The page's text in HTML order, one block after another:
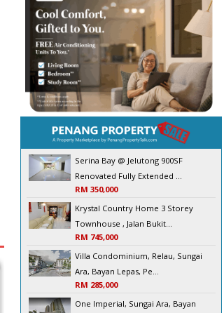
Serina Bay @ Jelutong 900SF
Renovated Fully Extended ...
RM 350,000
Krystal Country Home 3 Storey
Townhouse , Jalan Bukit...
RM 745,000
Villa Condominium, Relau, Sungai
Ara, Bayan Lepas, Pe...
RM 285,000
One Imperial, Sungai Ara, Bayan